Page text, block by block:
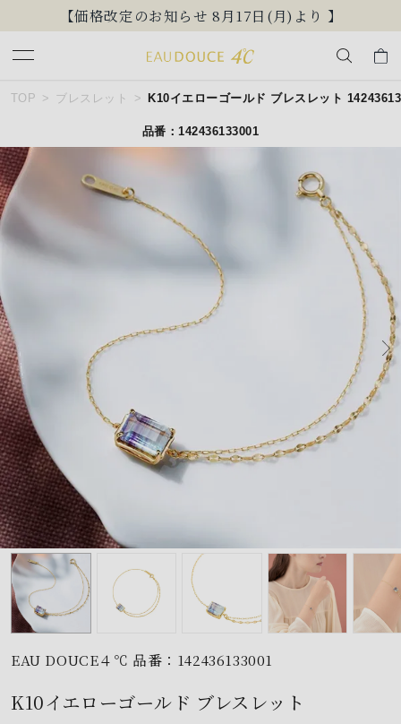
【価格改定のお知らせ 8月17日(月)より 】
キーワードで検索する
人気検索キーワード
#ペア #ダイヤモンド ネックレス
#エタニティ #くまのプーさん
EAU DOUCE４℃
カテゴリー ブレスレット
素材
カラー
誕生石
モチーフ
石の色
TOP ブレスレット K10イエローゴールド ブレスレット
品番：142436133001
EAU DOUCE４℃ 品番：142436133001
K10イエローゴールド ブレスレット